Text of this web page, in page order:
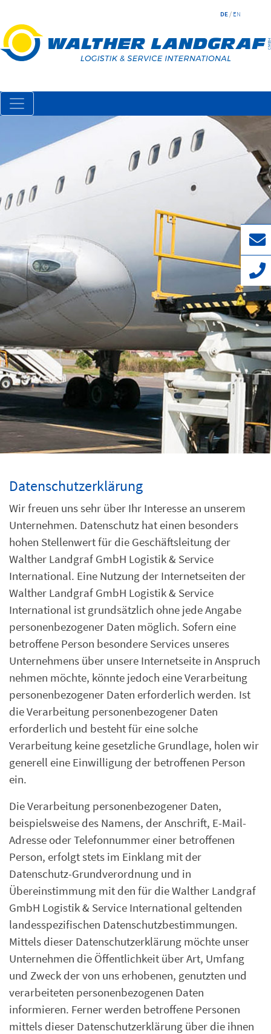
DE / EN
Datenschutzerklärung
Wir freuen uns sehr über Ihr Interesse an unserem
Unternehmen. Datenschutz hat einen besonders
hohen Stellenwert für die Geschäftsleitung der
Walther Landgraf GmbH Logistik & Service
International. Eine Nutzung der Internetseiten der
Walther Landgraf GmbH Logistik & Service
International ist grundsätzlich ohne jede Angabe
personenbezogener Daten möglich. Sofern eine
betroffene Person besondere Services unseres
Unternehmens über unsere Internetseite in Anspruch
nehmen möchte, könnte jedoch eine Verarbeitung
personenbezogener Daten erforderlich werden. Ist
die Verarbeitung personenbezogener Daten
erforderlich und besteht für eine solche
Verarbeitung keine gesetzliche Grundlage, holen wir
generell eine Einwilligung der betroffenen Person
ein.
Die Verarbeitung personenbezogener Daten,
beispielsweise des Namens, der Anschrift, E-Mail-
Adresse oder Telefonnummer einer betroffenen
Person, erfolgt stets im Einklang mit der
Datenschutz-Grundverordnung und in
Übereinstimmung mit den für die Walther Landgraf
GmbH Logistik & Service International geltenden
landesspezifischen Datenschutzbestimmungen.
Mittels dieser Datenschutzerklärung möchte unser
Unternehmen die Öffentlichkeit über Art, Umfang
und Zweck der von uns erhobenen, genutzten und
verarbeiteten personenbezogenen Daten
informieren. Ferner werden betroffene Personen
mittels dieser Datenschutzerklärung über die ihnen